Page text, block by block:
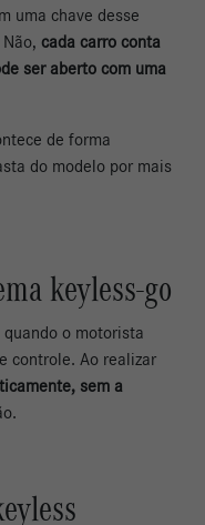
uma chave desse
cada carro conta
ser aberto com uma
de forma
do modelo por mais
keyless-go
quando o motorista
controle. Ao realizar
sem a